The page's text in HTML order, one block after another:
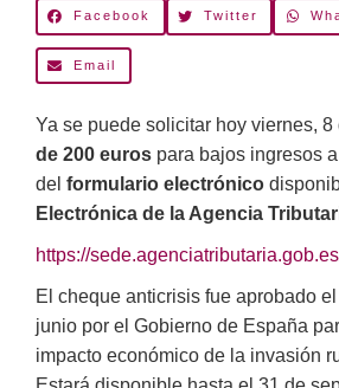
Facebook Twitter
Email
Ya se puede solicitar hoy viernes, 8
de 200 euros para bajos ingresos
del formulario electrónico
Electrónica de la Agencia
https://
El cheque anticrisis fue aprobado
junio por el Gobierno de España
impacto económico de la invasión